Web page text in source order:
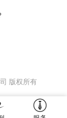
版权所有